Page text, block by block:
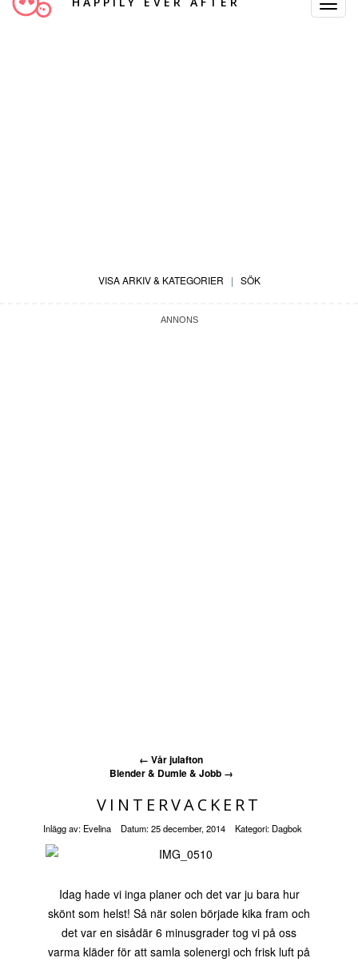
Toggle
VISA ARKIV & KATEGORIER | SÖK
← Vår julafton
Blender & Dumle & Jobb →
VINTERVACKERT
Inlägg av: Evelina Datum:25 december, 2014 Kategori: Dagbok
Idag hade vi inga planer och det var ju bara hur
skönt som helst! Så när solen började kika fram och
det var en sisådär 6 minusgrader tog vi på oss
varma kläder för att samla solenergi och frisk luft på